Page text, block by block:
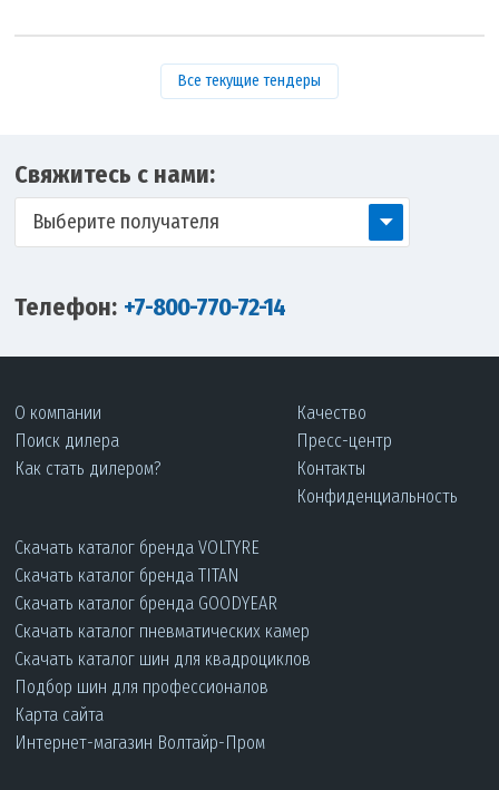
Все текущие тендеры
Свяжитесь с нами:
Выберите получателя
Телефон: +7-800-770-72-14
О компании
Поиск дилера
Как стать дилером?
Качество
Пресс-центр
Контакты
Конфиденциальность
Скачать каталог бренда VOLTYRE
Скачать каталог бренда TITAN
Скачать каталог бренда GOODYEAR
Скачать каталог пневматических камер
Скачать каталог шин для квадроциклов
Подбор шин для профессионалов
Карта сайта
Интернет-магазин Волтайр-Пром